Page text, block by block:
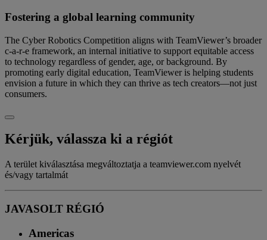
Fostering a global learning community
The Cyber Robotics Competition aligns with TeamViewer’s broader
c-a-r-e framework, an internal initiative to support equitable access
to technology regardless of gender, age, or background. By
promoting early digital education, TeamViewer is helping students
envision a future in which they can thrive as tech creators—not just
consumers.
Kérjük, válassza ki a régiót
A terület kiválasztása megváltoztatja a teamviewer.com nyelvét
és/vagy tartalmát
JAVASOLT RÉGIÓ
Americas